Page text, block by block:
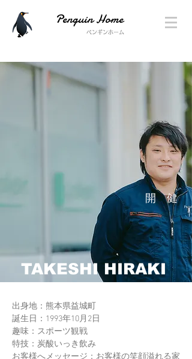
Penguin Home
ペンギンホーム
TAKESHI HIRAKI
開 健
工務
出身地：熊本県益城町
誕生日：1993年10月2日
趣味：スポーツ観戦
特技：炭酸いっき飲み
お客様へメッセージ：お客様の笑顔溢れる家